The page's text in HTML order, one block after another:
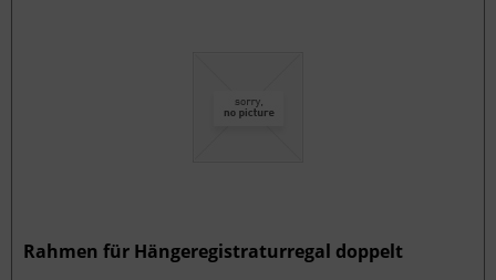
Rahmen für Hängeregistraturregal doppelt